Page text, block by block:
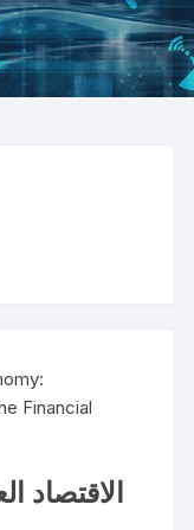
Financial
الاقتصاد